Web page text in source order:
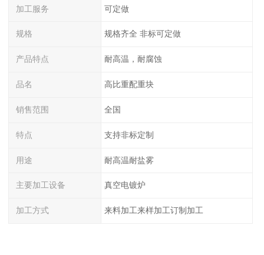
加工服务 可定做
规格 规格齐全 非标可定做
产品特点 耐高温，耐腐蚀
品名 高比重配重块
销售范围 全国
特点 支持非标定制
用途 耐高温耐盐雾
主要加工设备 真空电镀炉
加工方式 来料加工来样加工订制加工